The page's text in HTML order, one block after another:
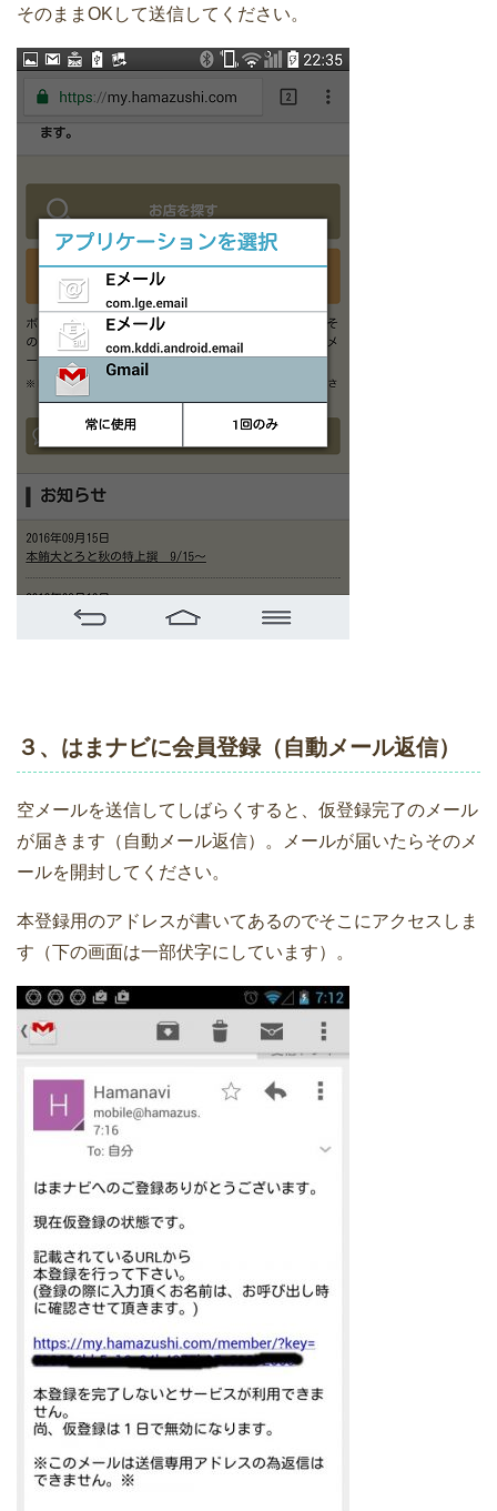
そのままOKして送信してください。
３、はまナビに会員登録（自動メール返信）
空メールを送信してしばらくすると、仮登録完了のメール
が届きます（自動メール返信）。メールが届いたらそのメ
ールを開封してください。
本登録用のアドレスが書いてあるのでそこにアクセスしま
す（下の画面は一部伏字にしています）。